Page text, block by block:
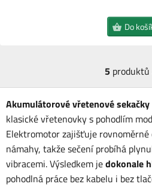
Do
5produktů
Akumulátorové vřetenové sekačky
klasické vřetenovky s pohodlím
Elektromotor zajišťuje
námahy, takže sečení probíhá
vibracemi. Výsledkem jedokonale
pohodlná práce bez kabelu i bez